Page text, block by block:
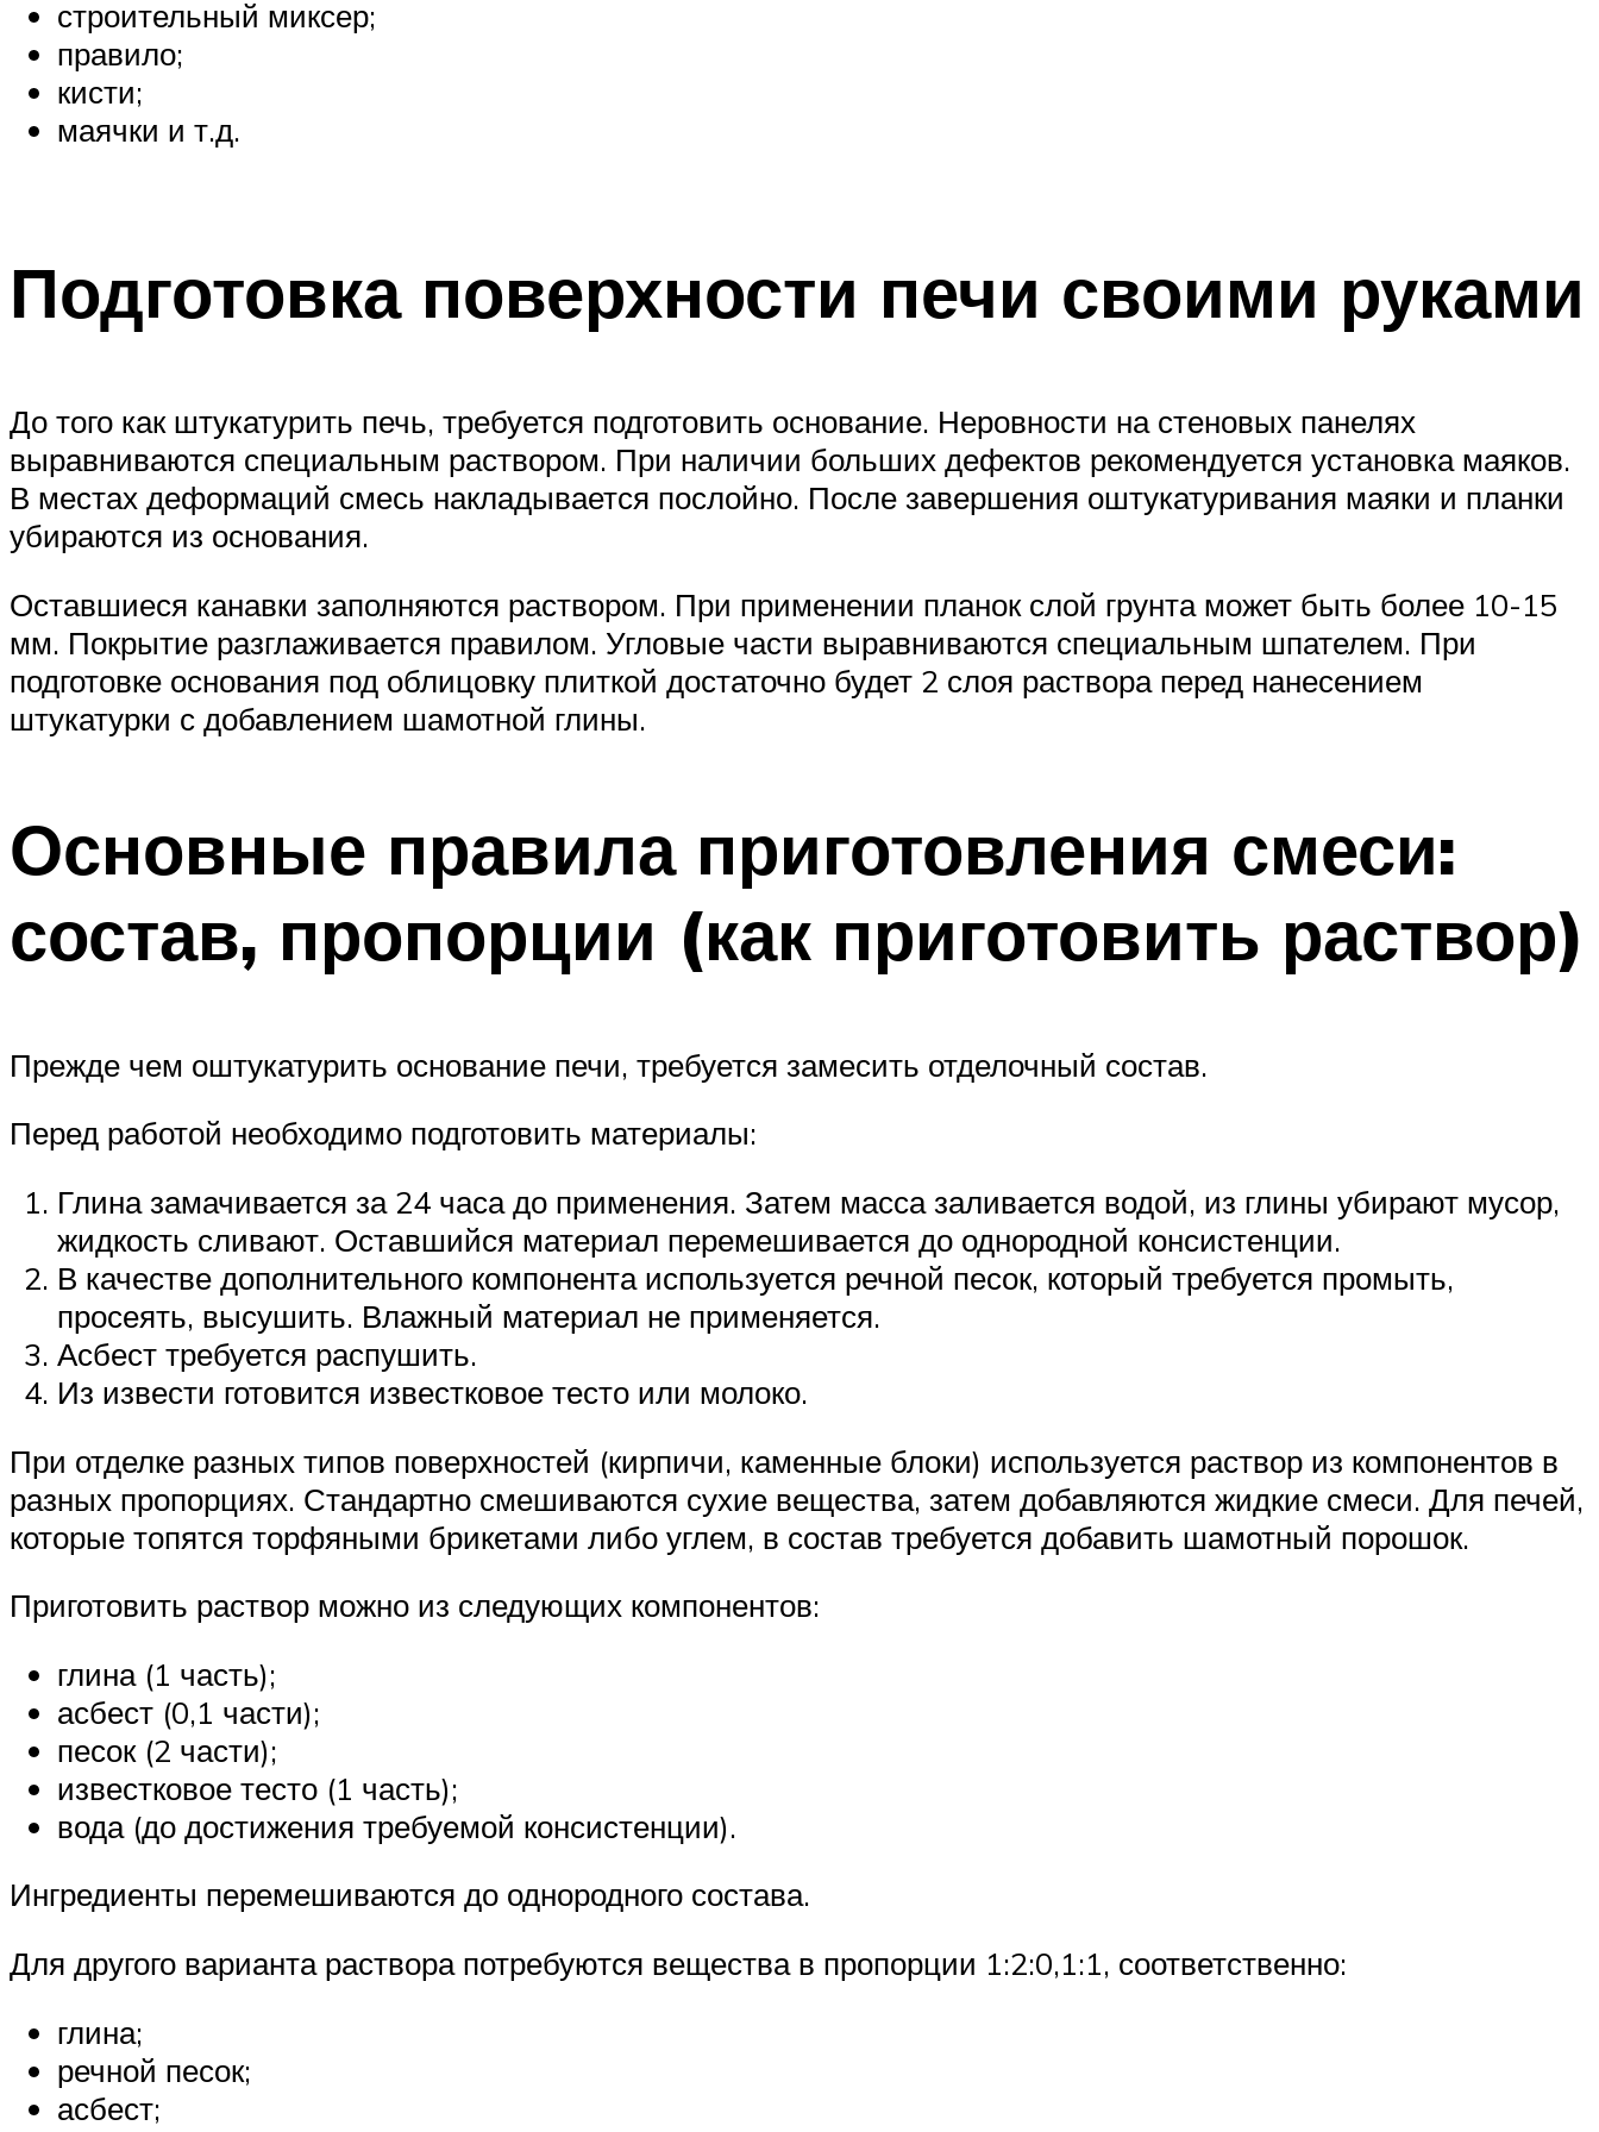
строительный миксер;
правило;
кисти;
маячки и т.д.
Подготовка поверхности печи своими руками
До того как штукатурить печь, требуется подготовить основание. Неровности на стеновых панелях
выравниваются специальным раствором. При наличии больших дефектов рекомендуется установка маяков.
В местах деформаций смесь накладывается послойно. После завершения оштукатуривания маяки и планки
убираются из основания.
Оставшиеся канавки заполняются раствором. При применении планок слой грунта может быть более 10-15
мм. Покрытие разглаживается правилом. Угловые части выравниваются специальным шпателем. При
подготовке основания под облицовку плиткой достаточно будет 2 слоя раствора перед нанесением
штукатурки с добавлением шамотной глины.
Основные правила приготовления смеси:
состав, пропорции (как приготовить раствор)
Прежде чем оштукатурить основание печи, требуется замесить отделочный состав.
Перед работой необходимо подготовить материалы:
Глина замачивается за 24 часа до применения. Затем масса заливается водой, из глины убирают мусор,
жидкость сливают. Оставшийся материал перемешивается до однородной консистенции.
В качестве дополнительного компонента используется речной песок, который требуется промыть,
просеять, высушить. Влажный материал не применяется.
Асбест требуется распушить.
Из извести готовится известковое тесто или молоко.
При отделке разных типов поверхностей (кирпичи, каменные блоки) используется раствор из компонентов в
разных пропорциях. Стандартно смешиваются сухие вещества, затем добавляются жидкие смеси. Для печей,
которые топятся торфяными брикетами либо углем, в состав требуется добавить шамотный порошок.
Приготовить раствор можно из следующих компонентов:
глина (1 часть);
асбест (0,1 части);
песок (2 части);
известковое тесто (1 часть);
вода (до достижения требуемой консистенции).
Ингредиенты перемешиваются до однородного состава.
Для другого варианта раствора потребуются вещества в пропорции 1:2:0,1:1, соответственно:
глина;
речной песок;
асбест;